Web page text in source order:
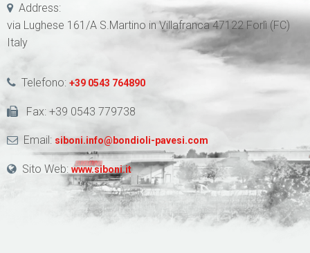
Address:
via Lughese 161/A S.Martino in Villafranca 47122 Forlì (FC)
Italy
Telefono: +39 0543 764890
Fax: +39 0543 779738
Email: siboni.info@bondioli-pavesi.com
Sito Web: www.siboni.it